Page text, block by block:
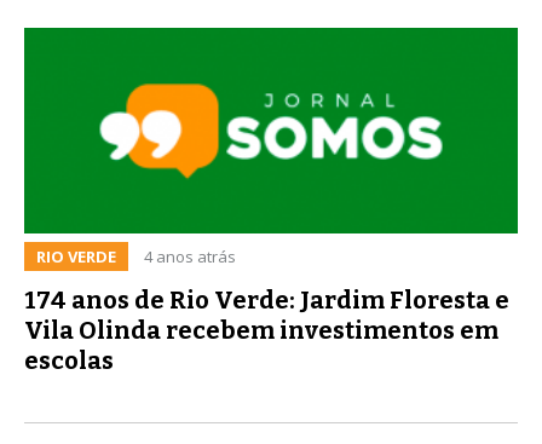
RIO VERDE 4 anos atrás
174 anos de Rio Verde: Jardim Floresta e
Vila Olinda recebem investimentos em
escolas